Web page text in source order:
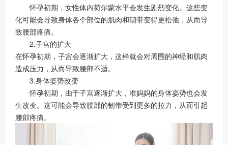
怀孕初期，女性体内荷尔蒙水平会发生剧烈变化。这些变
化可能会导致身体各个部位的肌肉和韧带变得更松弛，从而导
致腰部疼痛。
2.子宫的扩大
在怀孕初期，子宫会逐渐扩大，这样就会对周围的神经和肌肉
造成压力，从而导致腰部不适。
3.身体姿势改变
怀孕初期，由于子宫逐渐扩大，准妈妈的身体姿势也会发
生改变。这可能会导致腰部的韧带受到更多的拉力，从而引起
腰部疼痛。